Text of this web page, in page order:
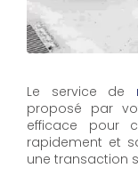
Le service de
proposé par
efficace pour
rapidement et
une transaction